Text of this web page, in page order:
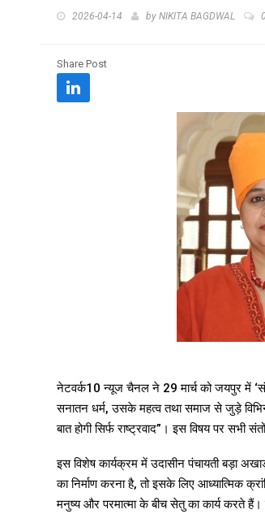
2026-04-14 by NIKITA BAGDWAL 0
Share Post
नेटवर्क10 न्यूज चैनल ने 29 मार्च को जयपुर में
सनातन धर्म, उसके महत्व तथा समाज से जुड़े विभिन्न
बात होगी सिर्फ राष्ट्रवाद”। इस विषय पर सभी
इस विशेष कार्यक्रम में उदासीन पंचायती बड़ा
का निर्माण करना है, तो इसके लिए आध्यात्मिक
मनुष्य और परमात्मा के बीच सेतु का कार्य करते हैं।